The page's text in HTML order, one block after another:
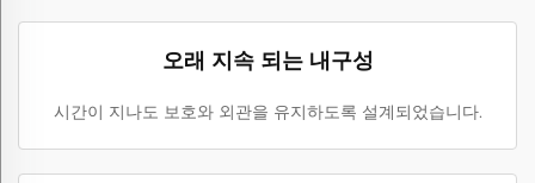
오래 지속 되는 내구성
시간이 지나도 보호와 외관을 유지하도록 설계되었습니다.